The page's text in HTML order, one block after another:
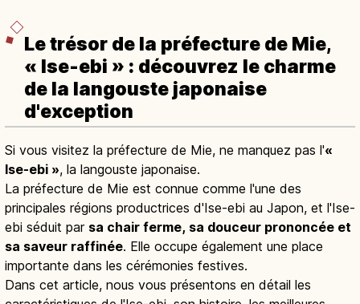
Le trésor de la préfecture de Mie,
« Ise-ebi » : découvrez le charme
de la langouste japonaise
d'exception
Si vous visitez la préfecture de Mie, ne manquez pas l'«
Ise-ebi », la langouste japonaise.
La préfecture de Mie est connue comme l'une des
principales régions productrices d'Ise-ebi au Japon, et l'Ise-
ebi séduit par sa chair ferme, sa douceur prononcée et
sa saveur raffinée. Elle occupe également une place
importante dans les cérémonies festives.
Dans cet article, nous vous présentons en détail les